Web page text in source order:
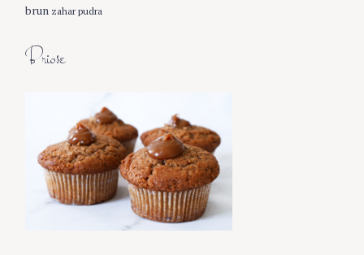
brun zahar pudra
Briose